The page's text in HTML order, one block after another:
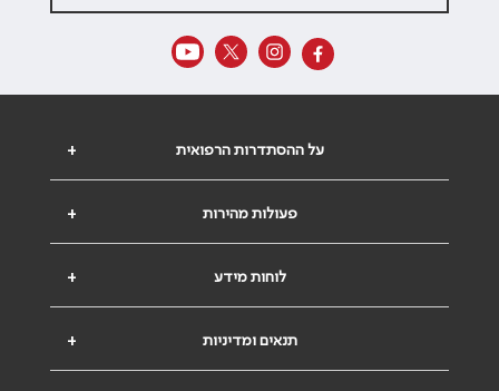
+ על ההסתדרות הרפואית
+ פעולות מהירות
+ לוחות מידע
+ תנאים ומדיניות